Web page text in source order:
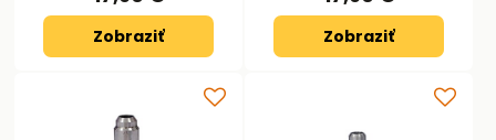
Zobraziť Zobraziť